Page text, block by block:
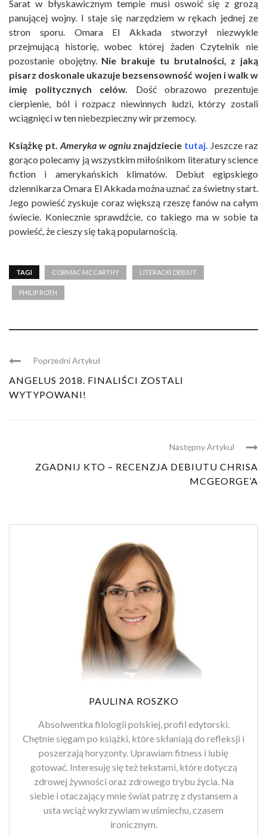
Sarat w błyskawicznym tempie musi oswoić się z grozą
panującej wojny. I staje się narzędziem w rękach jednej ze
stron sporu. Omara El Akkada stworzył niezwykle
przejmującą historię, wobec której żaden Czytelnik nie
pozostanie obojętny. Nie brakuje tu brutalności, z jaką
pisarz doskonale ukazuje bezsensowność wojen i walk w
imię politycznych celów. Dość obrazowo prezentuje
cierpienie, ból i rozpacz niewinnych ludzi, którzy zostali
wciągnięci w ten niebezpieczny wir przemocy.
Książkę pt. Ameryka w ogniuznajdziecie tutaj. Jeszcze raz
gorąco polecamy ją wszystkim miłośnikom literatury science
fiction i amerykańskich klimatów. Debiut egipskiego
dziennikarza Omara El Akkada można uznać za świetny start.
Jego powieść zyskuje coraz większą rzeszę fanów na całym
świecie. Koniecznie sprawdźcie, co takiego ma w sobie ta
powieść, że cieszy się taką popularnością.
TAGI CORMAC MCCARTHY LITERACKI DEBIUT
PHILIP ROTH
Poprzedni Artykuł
ANGELUS 2018. FINALIŚCI ZOSTALI
WYTYPOWANI!
Następny Artykul
ZGADNIJ KTO – RECENZJA DEBIUTU CHRISA
MCGEORGE’A
PAULINA ROSZKO
Absolwentka filologii polskiej, profil edytorski.
Chętnie sięgam po książki, które skłaniają do refleksji i
poszerzają horyzonty. Uprawiam fitness i lubię
gotować. Interesuję się też tekstami, które dotyczą
zdrowej żywności oraz zdrowego trybu życia. Na
siebie i otaczający mnie świat patrzę z dystansem a
usta wciąż wykrzywiam w uśmiechu, czasem
ironicznym.